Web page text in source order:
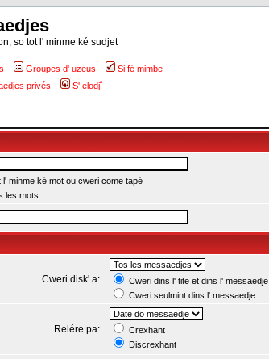
so tot l' minme ké sudjet
Groupes d' uzeus
Si fé mimbe
privés S' elodjî
l' minme ké mot ou cweri come tapé
les mots
Cweri disk' a:
Cweri dins l' tite et dins l' messaedje
Cweri seulmint dins l' messaedje
Relére pa:
Crexhant
Discrexhant